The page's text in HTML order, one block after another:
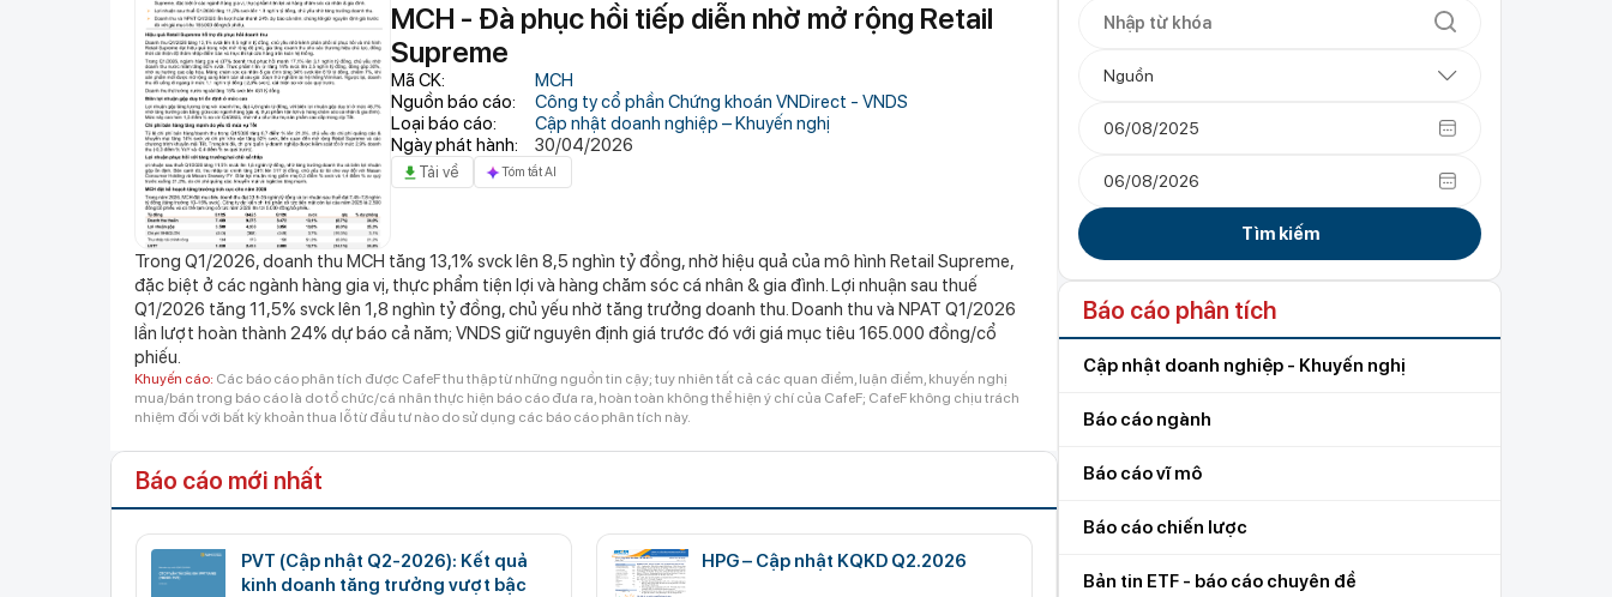
Gòn?
17:01
Công ty may có quỹ phúc lợi 174 tỷ đồng cho gần 1.700 nhân viên:
Nhận trẻ từ 12 tháng tuổi, miễn học phí, hỗ trợ nửa tiền ăn
“Gà đẻ trứng vàng” của MWG có thể mở hơn 1.000 cửa hàng trong
năm nay, lợi nhuận nhiều khả năng vượt kế hoạch
17:01
Cuba vừa đón tin cực vui, một doanh nghiệp Việt góp công lớn
16:48
Mỹ nhân cổ trang 1 tháng ăn 30kg trứng gà, 500 con cá: Tin sốt dẻo
đang được bàn tán rôm rả trên mạng
16:40
16:32
Balo mua nhầm kiểu này, năm nào cũng có phụ huynh mắc phải
MCH - Đà phục hồi tiếp diễn nhờ mở rộng Retail
Supreme
Mã CK:
MCH
Nguồn báo cáo:
Công ty cổ phần Chứng khoán VNDirect - VNDS
Loại báo cáo:
Cập nhật doanh nghiệp – Khuyến nghị
Ngày phát hành:
30/04/2026
Tải về Tóm tắt AI
Trong Q1/2026, doanh thu MCH tăng 13,1% svck lên 8,5 nghìn tỷ đồng, nhờ hiệu quả của mô hình Retail Supreme,
đặc biệt ở các ngành hàng gia vị, thực phẩm tiện lợi và hàng chăm sóc cá nhân & gia đình. Lợi nhuận sau thuế
Q1/2026 tăng 11,5% svck lên 1,8 nghìn tỷ đồng, chủ yếu nhờ tăng trưởng doanh thu. Doanh thu và NPAT Q1/2026
lần lượt hoàn thành 24% dự báo cả năm; VNDS giữ nguyên định giá trước đó với giá mục tiêu 165.000 đồng/cổ
phiếu.
Khuyến cáo: Các báo cáo phân tích được CafeF thu thập từ những nguồn tin cậy; tuy nhiên tất cả các quan điểm, luận điểm, khuyến nghị
mua/bán trong báo cáo là do tổ chức/cá nhân thực hiện báo cáo đưa ra, hoàn toàn không thể hiện ý chí của CafeF; CafeF không chịu trách
nhiệm đối với bất kỳ khoản thua lỗ từ đầu tư nào do sử dụng các báo cáo phân tích này.
Báo cáo mới nhất
PVT (Cập nhật Q2-2026): Kết quả
kinh doanh tăng trưởng vượt bậc
HPG – Cập nhật KQKD Q2.2026
Nguồn
Tìm kiếm
Báo cáo phân tích
Cập nhật doanh nghiệp - Khuyến nghị
Báo cáo ngành
Báo cáo vĩ mô
Báo cáo chiến lược
Bản tin ETF - báo cáo chuyên đề